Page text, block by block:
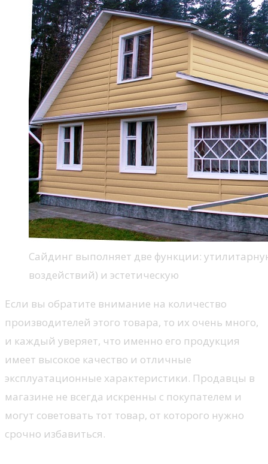
Сайдинг выполняет две функции:
воздействий) и эстетическую
Если вы обратите внимание на количество
производителей этого товара, то их очень много,
и каждый уверяет, что именно его продукция
имеет высокое качество и отличные
эксплуатационные характеристики. Продавцы в
магазине не всегда искренны с покупателем и
могут советовать тот товар, от которого нужно
срочно избавиться.